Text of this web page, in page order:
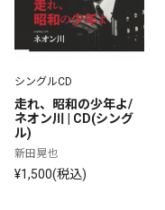
シングルCD
走れ、昭和の少年よ/
ネオン川 | CD(シング
ル)
新田晃也
¥1,500(税込)